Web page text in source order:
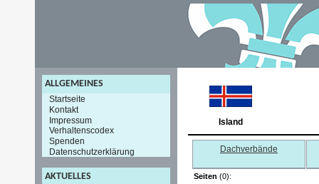
ALLGEMEINES
Startseite
Kontakt
Impressum
Verhaltenscodex
Spenden
Datenschutzerklärung
AKTUELLES
Island
Dachverbände
Seiten (0):